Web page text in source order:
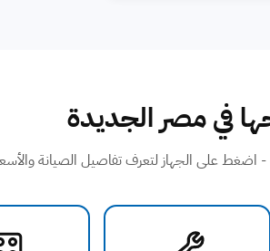
في مصر الجديدة
على الجهاز لتعرف تفاصيل الصيانة